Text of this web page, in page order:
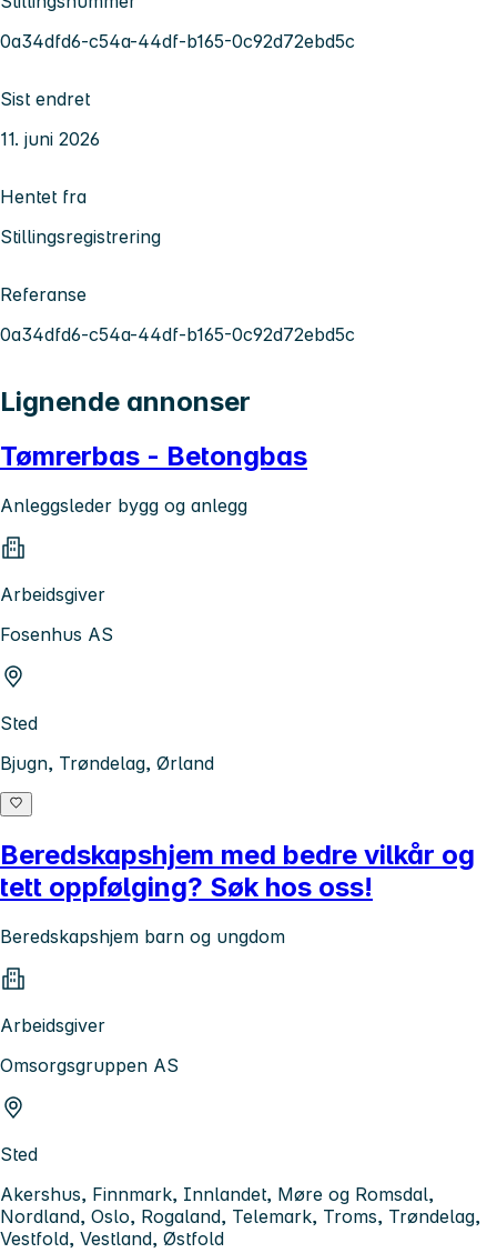
0a34dfd6-c54a-44df-b165-0c92d72ebd5c
Sist endret
11. juni 2026
Hentet fra
Stillingsregistrering
Referanse
0a34dfd6-c54a-44df-b165-0c92d72ebd5c
Lignende annonser
Tømrerbas - Betongbas
Anleggsleder bygg og anlegg
Arbeidsgiver
Fosenhus AS
Sted
Bjugn, Trøndelag, Ørland
Beredskapshjem med bedre vilkår og
tett oppfølging? Søk hos oss!
Beredskapshjem barn og ungdom
Arbeidsgiver
Omsorgsgruppen AS
Sted
Akershus, Finnmark, Innlandet, Møre og Romsdal,
Nordland, Oslo, Rogaland, Telemark, Troms, Trøndelag,
Vestfold, Vestland, Østfold